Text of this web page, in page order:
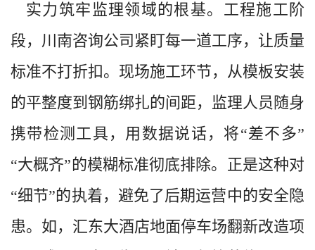
实力筑牢监理领域的根基。工程施工阶
段，川南咨询公司紧盯每一道工序，让质量
标准不打折扣。现场施工环节，从模板安装
的平整度到钢筋绑扎的间距，监理人员随身
携带检测工具，用数据说话，将“差不多”
“大概齐”的模糊标准彻底排除。正是这种对
“细节”的执着，避免了后期运营中的安全隐
患。如，汇东大酒店地面停车场翻新改造项